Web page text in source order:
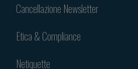
Cancellazione Newsletter
Etica & Compliance
Netiquette